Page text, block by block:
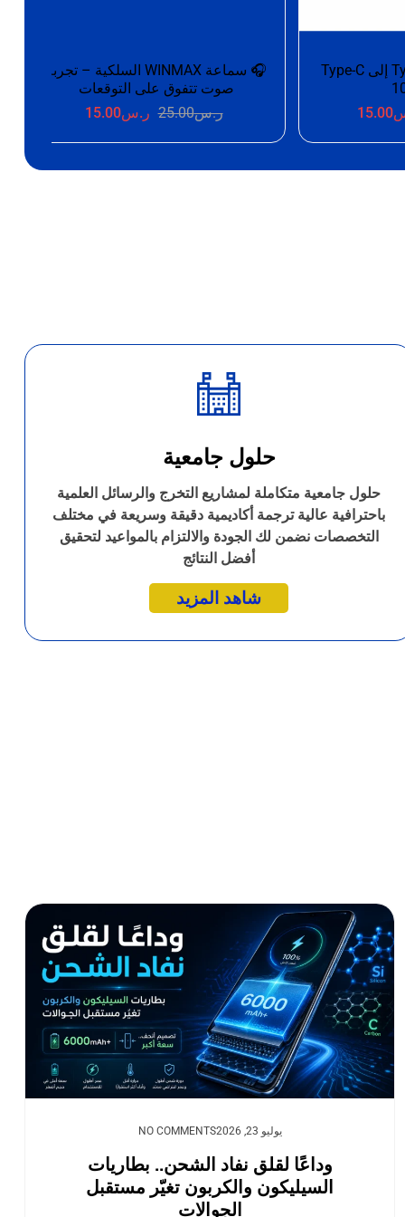
كابل شحن سريع Type-C إلى Type-C
15.00
🎧 سماعة WINMAX السلكية – تجربة
صوت تتفوق على التوقعات
ر.س25.00 ر.س15.00
حلول جامعية
حلول جامعية متكاملة لمشاريع التخرج والرسائل العلمية
باحترافية عالية ترجمة أكاديمية دقيقة وسريعة في مختلف
التخصصات نضمن لك الجودة والالتزام بالمواعيد لتحقيق
أفضل النتائج
شاهد المزيد
يوليو 23, 2026 NO COMMENTS
وداعًا لقلق نفاد الشحن.. بطاريات
السيليكون والكربون تغيّر مستقبل
الجوالات